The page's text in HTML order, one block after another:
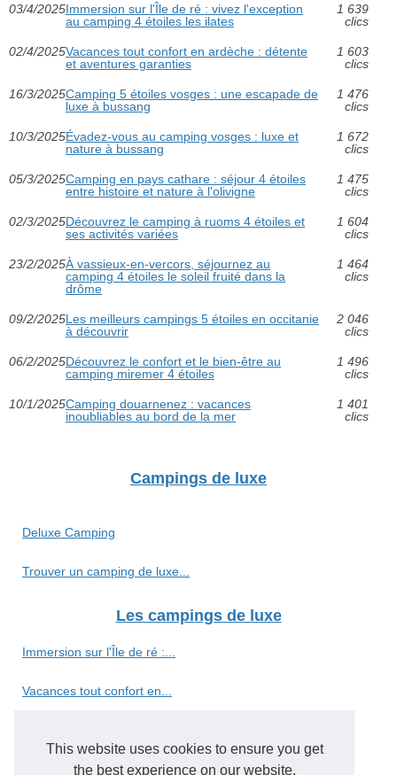
This website uses cookies to ensure you get
the best experience on our website.
03/4/2025Immersion sur l'Île de ré : vivez l'exception
au camping 4 étoiles les ilates
1 639
clics
02/4/2025Vacances tout confort en ardèche : détente
et aventures garanties
1 603
clics
16/3/2025Camping 5 étoiles vosges : une escapade de
luxe à bussang
1 476
clics
10/3/2025Évadez-vous au camping vosges : luxe et
nature à bussang
1 672
clics
05/3/2025Camping en pays cathare : séjour 4 étoiles
entre histoire et nature à l'olivigne
1 475
clics
02/3/2025Découvrez le camping à ruoms 4 étoiles et
ses activités variées
1 604
clics
23/2/2025À vassieux-en-vercors, séjournez au
camping 4 étoiles le soleil fruité dans la
drôme
1 464
clics
09/2/2025Les meilleurs campings 5 étoiles en occitanie
à découvrir
2 046
clics
06/2/2025Découvrez le confort et le bien-être au
camping miremer 4 étoiles
1 496
clics
10/1/2025Camping douarnenez : vacances
inoubliables au bord de la mer
1 401
clics
Campings de luxe
Deluxe Camping
Trouver un camping de luxe...
Les campings de luxe
Immersion sur l'Île de ré :...
Vacances tout confort en...
Évadez-vous au camping...